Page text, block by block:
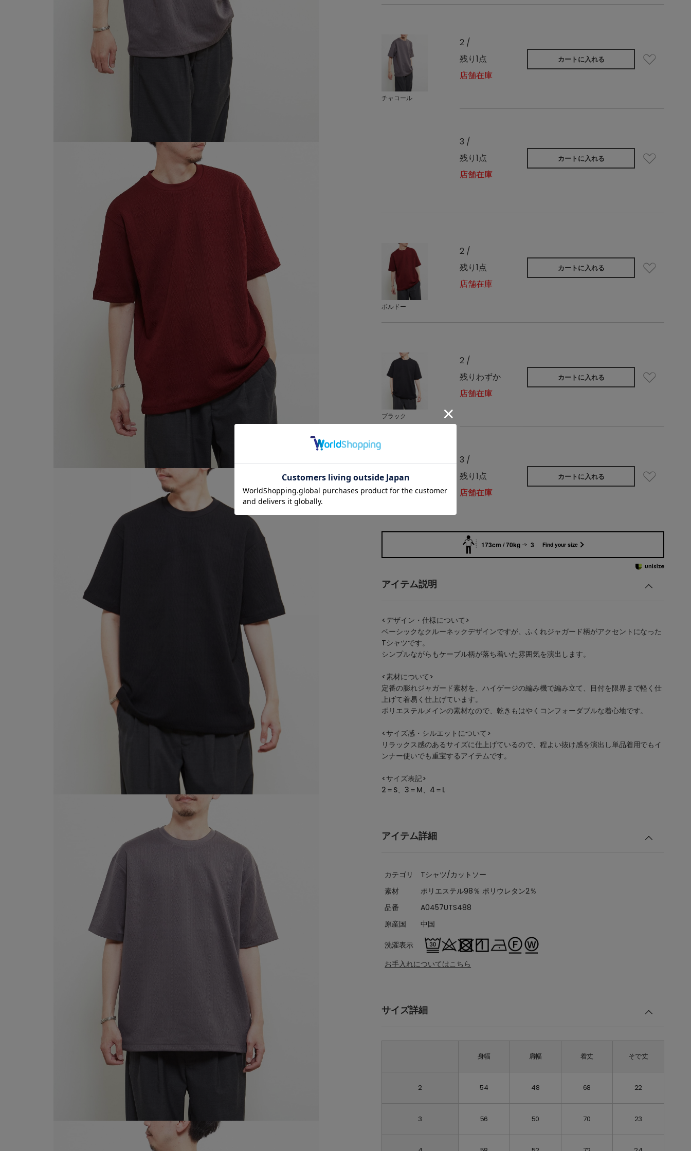
チャコール
2 /
残り1点
店舗在庫
カートに入れる
3 /
残り1点
店舗在庫
カートに入れる
ボルドー
2 /
残り1点
店舗在庫
カートに入れる
ブラック
2 /
残りわずか
店舗在庫
カートに入れる
3 /
残り1点
店舗在庫
カートに入れる
173cm / 70kg 3 Find your size
アイテム説明
<デザイン・仕様について>
ベーシックなクルーネックデザインですが、ふくれジャガード柄がアクセントになった
Tシャツです。
シンプルながらもケーブル柄が落ち着いた雰囲気を演出します。
<素材について>
定番の膨れジャガード素材を、ハイゲージの編み機で編み立て、目付を限界まで軽く仕
上げて着易く仕上げています。
ポリエステルメインの素材なので、乾きもはやくコンフォーダブルな着心地です。
<サイズ感・シルエットについて>
リラックス感のあるサイズに仕上げているので、程よい抜け感を演出し単品着用でもイ
ンナー使いでも重宝するアイテムです。
<サイズ表記>
2＝S、3＝M、4＝L
アイテム詳細
カテゴリ
Tシャツ/カットソー
素材
ポリエステル98％ ポリウレタン2％
品番
A0457UTS488
原産国
中国
洗濯表示
お手入れについてはこちら
サイズ詳細
身幅 肩幅 着丈 そで丈
2 54 48 68 22
3 56 50 70 23